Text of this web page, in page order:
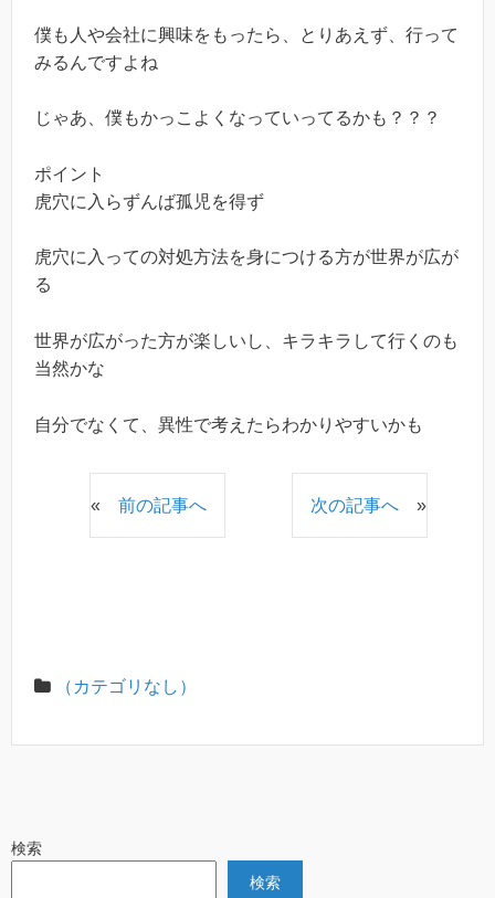
僕も人や会社に興味をもったら、とりあえず、行って
みるんですよね
じゃあ、僕もかっこよくなっていってるかも？？？
ポイント
虎穴に入らずんば孤児を得ず
虎穴に入っての対処方法を身につける方が世界が広が
る
世界が広がった方が楽しいし、キラキラして行くのも
当然かな
自分でなくて、異性で考えたらわかりやすいかも
« 前の記事へ 次の記事へ »
（カテゴリなし）
検索
検索